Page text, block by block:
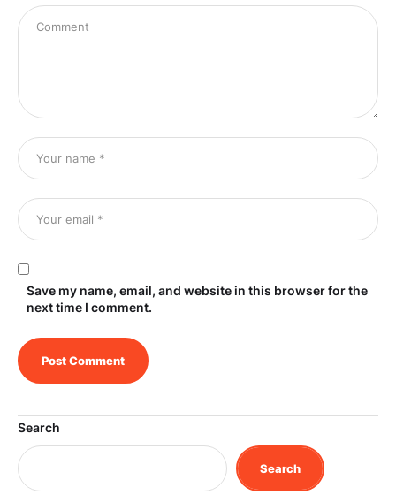
Save my name, email, and website in this browser for the
next time I comment.
Search
Search